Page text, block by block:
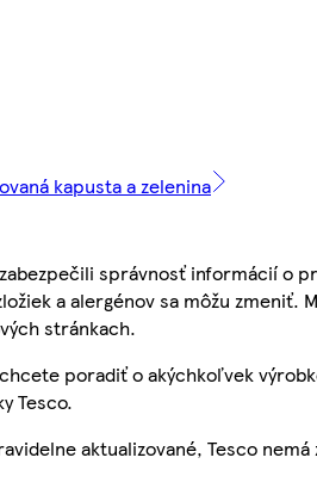
kapusta a zelenina
správnosť informácií o
a alergénov sa môžu
stránkach.
poradiť o akýchkoľvek
Tesco.
aktualizované, Tesco